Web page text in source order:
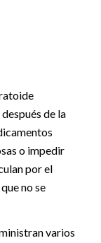
de la
o impedir
por el
no se
varios